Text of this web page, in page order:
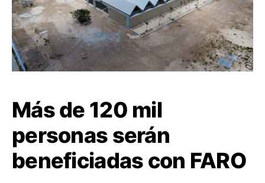
Más de 120 mil
personas serán
beneficiadas con FARO